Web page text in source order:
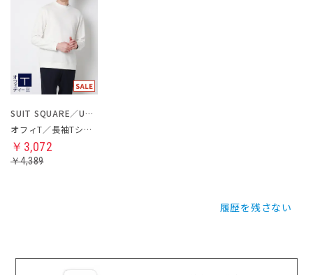
SUIT SQUARE／UNIVERSAL LANGUAGE
オフィT／長袖Tシャツ
￥3,072
￥4,389
履歴を残さない